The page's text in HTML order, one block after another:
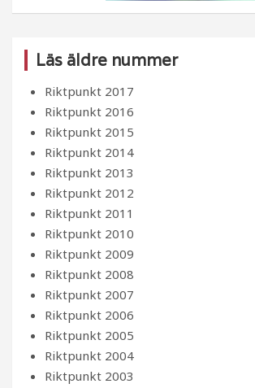
Läs äldre nummer
Riktpunkt 2017
Riktpunkt 2016
Riktpunkt 2015
Riktpunkt 2014
Riktpunkt 2013
Riktpunkt 2012
Riktpunkt 2011
Riktpunkt 2010
Riktpunkt 2009
Riktpunkt 2008
Riktpunkt 2007
Riktpunkt 2006
Riktpunkt 2005
Riktpunkt 2004
Riktpunkt 2003